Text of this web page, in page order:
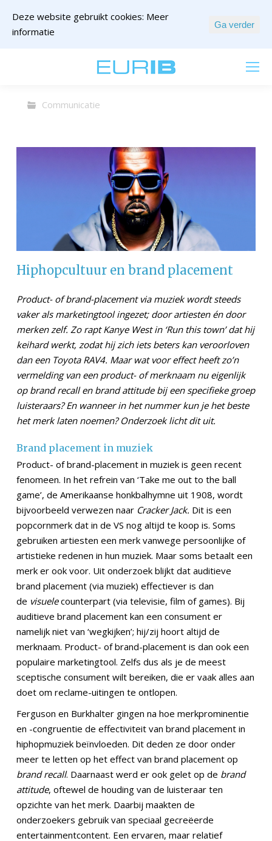
Communicatie
Hiphopcultuur en brand placement
Product- of brand-placement via muziek wordt steeds
vaker als marketingtool ingezet; door artiesten én door
merken zelf. Zo rapt Kanye West in ‘Run this town’ dat hij
keihard werkt, zodat hij zich iets beters kan veroorloven
dan een Toyota RAV4. Maar wat voor effect heeft zo’n
vermelding van een product- of merknaam nu eigenlijk
op brand recall en brand attitude bij een specifieke groep
luisteraars? En wanneer in het nummer kun je het beste
het merk laten noemen? Onderzoek licht dit uit.
Brand placement in muziek
Product- of brand-placement in muziek is geen recent
fenomeen. In het refrein van ‘Take me out to the ball
game’, de Amerikaanse honkbalhymne uit 1908, wordt
bijvoorbeeld verwezen naar Cracker Jack. Dit is een
popcornmerk dat in de VS nog altijd te koop is. Soms
gebruiken artiesten een merk vanwege persoonlijke of
artistieke redenen in hun muziek. Maar soms betaalt een
merk er ook voor. Uit onderzoek blijkt dat auditieve
brand placement (via muziek) effectiever is dan
de visuelecounterpart (via televisie, film of games). Bij
auditieve brand placement kan een consument er
namelijk niet van ‘wegkijken’; hij/zij hoort altijd de
merknaam. Product- of brand-placement is dan ook een
populaire marketingtool. Zelfs dus als je de meest
sceptische consument wilt bereiken, die er vaak alles aan
doet om reclame-uitingen te ontlopen.
Ferguson en Burkhalter gingen na hoe merkprominentie
en -congruentie de effectiviteit van brand placement in
hiphopmuziek beïnvloeden. Dit deden ze door onder
meer te letten op het effect van brand placement op
brand recall. Daarnaast werd er ook gelet op de brand
attitude, oftewel de houding van de luisteraar ten
opzichte van het merk. Daarbij maakten de
onderzoekers gebruik van speciaal gecreëerde
entertainmentcontent. Een ervaren, maar relatief
Deze website gebruikt cookies: Meer
informatie
Ga verder